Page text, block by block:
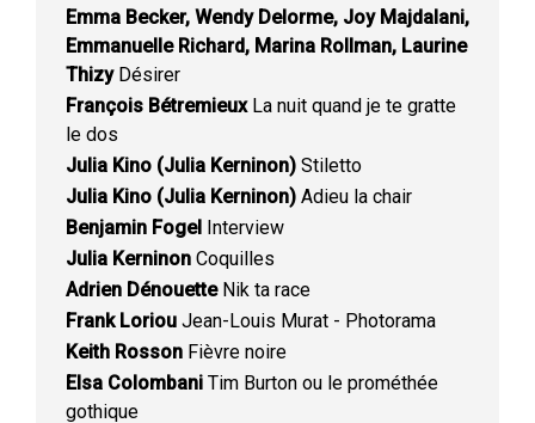
Emma Becker, Wendy Delorme, Joy Majdalani,
Emmanuelle Richard, Marina Rollman, Laurine
ThizyDésirer
François BétremieuxLa nuit quand je te gratte
le dos
Julia Kino (Julia Kerninon) Stiletto
Julia Kino (Julia Kerninon) Adieu la chair
Benjamin Fogel Interview
Julia Kerninon Coquilles
Adrien DénouetteNik ta race
Frank Loriou Jean-Louis Murat - Photorama
Keith Rosson Fièvre noire
Elsa Colombani Tim Burton ou le prométhée
gothique